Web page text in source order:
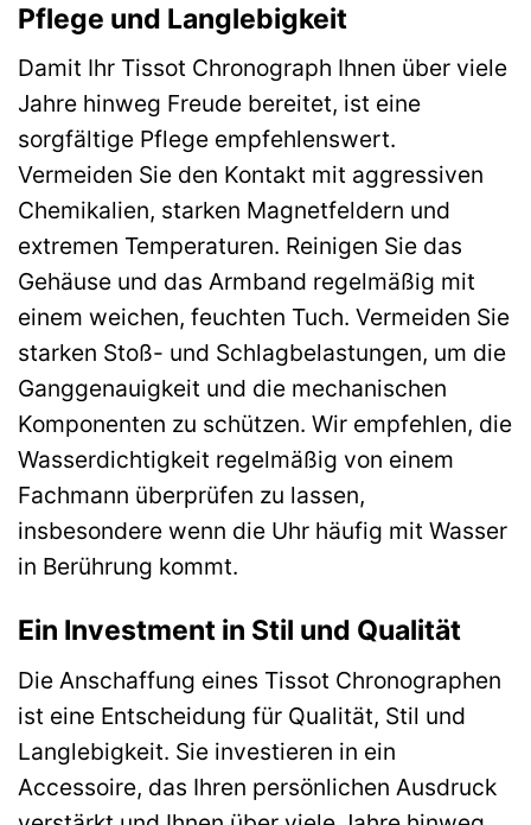
Pflege und Langlebigkeit
Damit Ihr Tissot Chronograph Ihnen über viele
Jahre hinweg Freude bereitet, ist eine
sorgfältige Pflege empfehlenswert.
Vermeiden Sie den Kontakt mit aggressiven
Chemikalien, starken Magnetfeldern und
extremen Temperaturen. Reinigen Sie das
Gehäuse und das Armband regelmäßig mit
einem weichen, feuchten Tuch. Vermeiden Sie
starken Stoß- und Schlagbelastungen, um die
Ganggenauigkeit und die mechanischen
Komponenten zu schützen. Wir empfehlen, die
Wasserdichtigkeit regelmäßig von einem
Fachmann überprüfen zu lassen,
insbesondere wenn die Uhr häufig mit Wasser
in Berührung kommt.
Ein Investment in Stil und Qualität
Die Anschaffung eines Tissot Chronographen
ist eine Entscheidung für Qualität, Stil und
Langlebigkeit. Sie investieren in ein
Accessoire, das Ihren persönlichen Ausdruck